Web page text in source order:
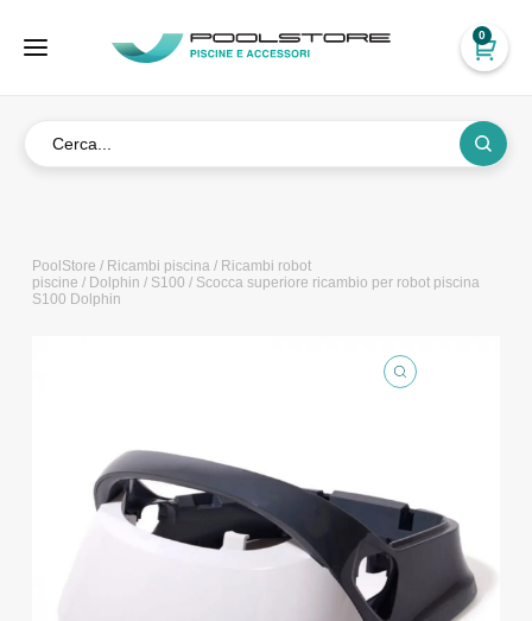
0
PoolStore / Ricambi piscina/ Ricambi robot
piscine / Dolphin / S100 / Scocca superiore ricambio per robot piscina
S100 Dolphin